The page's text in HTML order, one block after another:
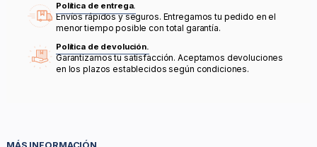
Política de entrega.
Envíos rápidos y seguros. Entregamos tu pedido en el
menor tiempo posible con total garantía.
Política de devolución.
Garantizamos tu satisfacción. Aceptamos devoluciones
en los plazos establecidos según condiciones.